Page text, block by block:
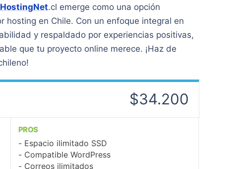
HostingNet.cl emerge como una opción
hosting en Chile. Con un enfoque integral en
y respaldado por experiencias positivas,
que tu proyecto online merece. ¡Haz de
$34.200
PROS
Espacio ilimitado SSD
Compatible WordPress
Correos ilimitados